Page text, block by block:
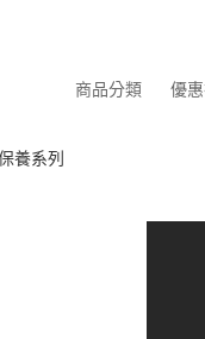
商品分類 優
養系列